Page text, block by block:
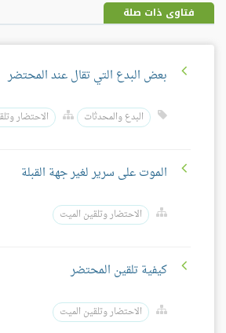
فتاوى ذات صلة
بعض البدع التي تقال عند المحتضر
البدع والمحدثات الاحتضار
الموت على سرير لغير جهة القبلة
الاحتضار وتلقين الميت
كيفية تلقين المحتضر
الاحتضار وتلقين الميت